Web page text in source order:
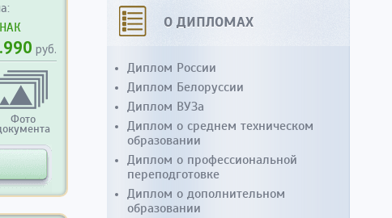
руб.
Фото
О ДИПЛОМАХ
Диплом России
Диплом Белоруссии
Диплом ВУЗа
Диплом о среднем техническом
образовании
Диплом о профессиональной
переподготовке
Диплом о дополнительном
образовании